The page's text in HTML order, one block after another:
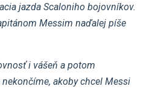
jazda Scaloniho bojovníkov.
Messim naďalej píše
i vášeň a potom
akoby chcel Messi